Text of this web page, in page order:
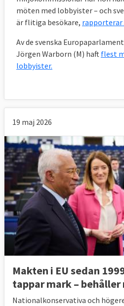
innebär ofta att
anpassa sin lagstiftning
direktiven är de verkliga
innefattar främst
specifika ärenden.
förordningar av
ministerrådet och främst
konkurrensfrågor.
möten med lobbyister – och
är flitiga besökare,
Av de svenska
Jörgen Warborn (M) haft flest
lobbyister.
19 maj 2026
Makten i EU sedan
tappar mark –
Nationalkonservativa och